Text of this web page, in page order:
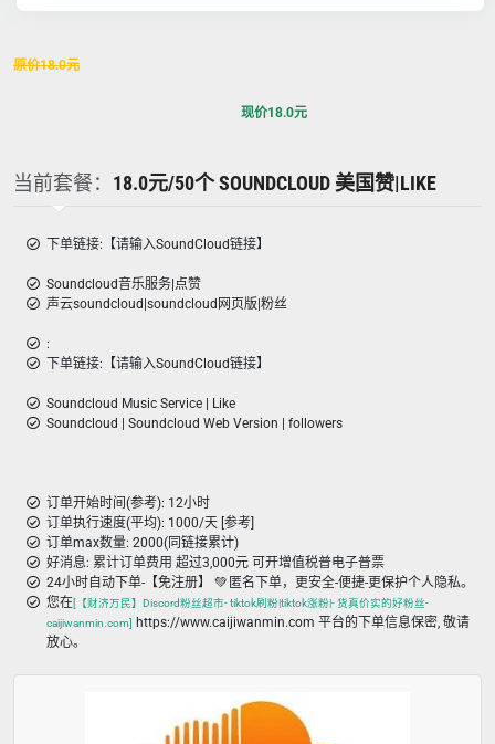
原价18.0元
现价18.0元
当前套餐： 18.0元/50个 SOUNDCLOUD 美国赞|LIKE
下单链接:【请输入SoundCloud链接】
Soundcloud音乐服务|点赞
声云soundcloud|soundcloud网页版|粉丝
:
下单链接:【请输入SoundCloud链接】
Soundcloud Music Service | Like
Soundcloud | Soundcloud Web Version | followers
订单开始时间(参考): 12小时
订单执行速度(平均): 1000/天 [参考]
订单max数量: 2000(同链接累计)
好消息: 累计订单费用 超过3,000元 可开增值税普电子普票
24小时自动下单-【免注册】 💚 匿名下单，更安全-便捷-更保护个人隐私。
您在[【财济万民】Discord粉丝超市- tiktok刷粉|tiktok涨粉|- 货真价实的好粉丝-
caijiwanmin.com]
https://www.caijiwanmin.com 平台的下单信息保密, 敬请
放心。